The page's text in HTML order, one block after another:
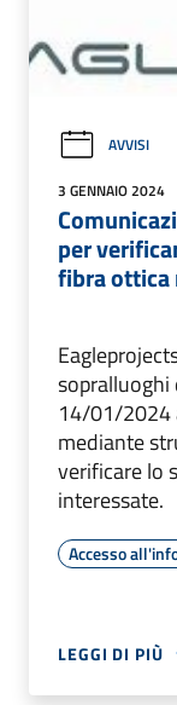
AVVISI
3 GENNAIO 2024
per
fibra ottica
14/01/2024
mediante
verificare lo
interessate.
Accesso
LEGGI DI PIÙ